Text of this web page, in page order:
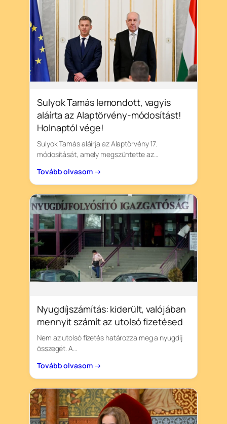
Sulyok Tamás lemondott, vagyis
aláírta az Alaptörvény-módosítást!
Holnaptól vége!
Sulyok Tamás aláírja az Alaptörvény 17.
módosítását, amely megszüntette az…
Tovább olvasom →
Nyugdíjszámítás: kiderült, valójában
mennyit számít az utolsó fizetésed
Nem az utolsó fizetés határozza meg a nyugdíj
összegét. A…
Tovább olvasom →